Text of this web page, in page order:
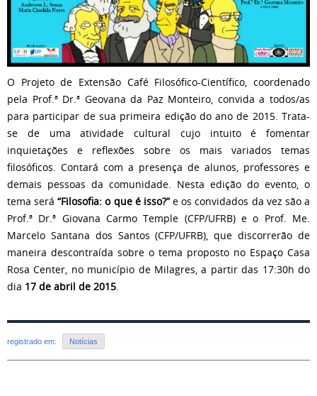
O Projeto de Extensão Café Filosófico-Científico, coordenado
pela Prof.ª Dr.ª Geovana da Paz Monteiro, convida a todos/as
para participar de sua primeira edição do ano de 2015. Trata-
se de uma atividade cultural cujo intuito é fomentar
inquietações e reflexões sobre os mais variados temas
filosóficos. Contará com a presença de alunos, professores e
demais pessoas da comunidade. Nesta edição do evento, o
tema será“Filosofia: o que é isso?”e os convidados da vez são a
Prof.ª Dr.ª Giovana Carmo Temple (CFP/UFRB) e o Prof. Me.
Marcelo Santana dos Santos (CFP/UFRB), que discorrerão de
maneira descontraída sobre o tema proposto no Espaço Casa
Rosa Center, no município de Milagres, a partir das 17:30h do
dia 17 de abril de 2015
registrado em: Notícias